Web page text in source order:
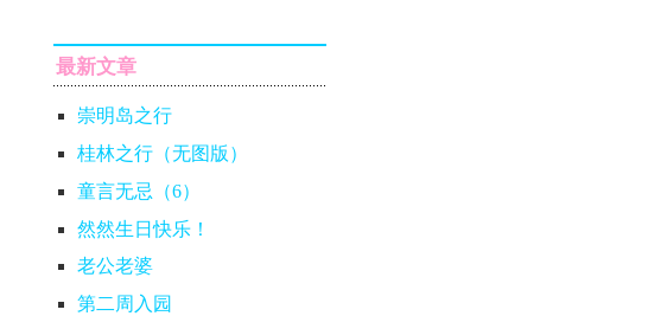
最新文章
崇明岛之行
桂林之行（无图版）
童言无忌（6）
然然生日快乐！
老公老婆
第二周入园